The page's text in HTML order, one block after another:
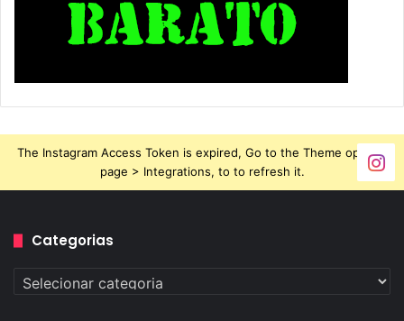
o Estado de São Paulo, sem despesas com frete e seguro.
Assim como já acontece com todo o lineup da Honda no
HONDA 190 Honda xre 190
XRE 190
The Instagram Access Token is expired, Go to the Theme options
page > Integrations, to to refresh it.
Categorias
Categorias